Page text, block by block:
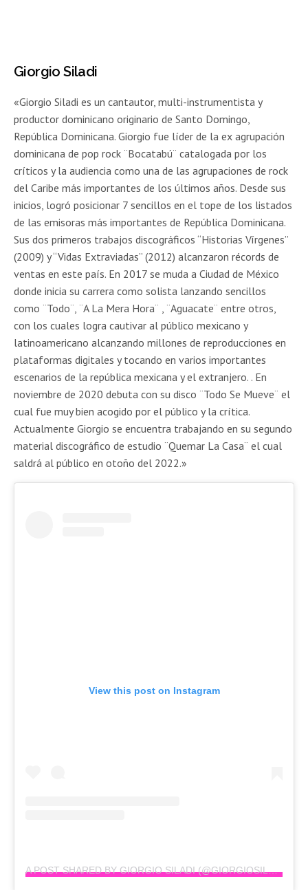
Giorgio Siladi
«Giorgio Siladi es un cantautor, multi-instrumentista y
productor dominicano originario de Santo Domingo,
República Dominicana. Giorgio fue líder de la ex agrupación
dominicana de pop rock ¨Bocatabú¨ catalogada por los
críticos y la audiencia como una de las agrupaciones de rock
del Caribe más importantes de los últimos años. Desde sus
inicios, logró posicionar 7 sencillos en el tope de los listados
de las emisoras más importantes de República Dominicana.
Sus dos primeros trabajos discográficos “Historias Vírgenes”
(2009) y “Vidas Extraviadas” (2012) alcanzaron récords de
ventas en este país. En 2017 se muda a Ciudad de México
donde inicia su carrera como solista lanzando sencillos
como ¨Todo¨, ¨A La Mera Hora¨ , ¨Aguacate¨ entre otros,
con los cuales logra cautivar al público mexicano y
latinoamericano alcanzando millones de reproducciones en
plataformas digitales y tocando en varios importantes
escenarios de la república mexicana y el extranjero. . En
noviembre de 2020 debuta con su disco ¨Todo Se Mueve¨ el
cual fue muy bien acogido por el público y la crítica.
Actualmente Giorgio se encuentra trabajando en su segundo
material discográfico de estudio ¨Quemar La Casa¨ el cual
saldrá al público en otoño del 2022.»
View this post on Instagram
A POST SHARED BY GIORGIO SILADI (@GIORGIOSILADI)